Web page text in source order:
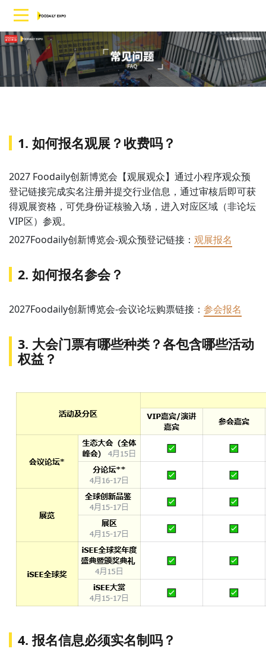
1. 如何报名观展？收费吗？
2027 Foodaily创新博览会【观展观众】通过小程序观众预
登记链接完成实名注册并提交行业信息，通过审核后即可获
得观展资格，可凭身份证核验入场，进入对应区域（非论坛
VIP区）参观。
2027Foodaily创新博览会-观众预登记链接： 观展报名
2. 如何报名参会？
2027Foodaily创新博览会-会议论坛购票链接： 参会报名
3. 大会门票有哪些种类？各包含哪些活动
权益？
4. 报名信息必须实名制吗？